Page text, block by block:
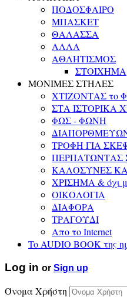
ΠΟΔΟΣΦΑΙΡΟ
ΜΠΑΣΚΕΤ
ΘΑΛΑΣΣΑ
ΑΛΛΑ
ΑΘΛΗΤΙΣΜΟΣ
ΣΤΟΙΧΗΜΑ
ΜΟΝΙΜΕΣ ΣΤΗΛΕΣ
ΧΤΙΖΟΝΤΑΣ το
ΣΤΑ ΙΣΤΟΡΙΚΑ
ΦΩΣ - ΦΩΝΗ
ΤΡΟΦΗ ΓΙΑ
ΠΕΡΠΑΤΩΝΤΑΣ
ΚΑΛΟΣΥΝΕΣ
ΧΡΙΣΗΜΑ & όχι
ΟΙΚΟΛΟΓΙΑ
ΔΙΑΦΟΡΑ
ΤΡΑΓΟΥΔΙ
Απο το Internet
To AUDIO BOOK της
Log in or Sign up
Όνομα Χρήστη